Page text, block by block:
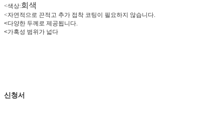
<색상:회색
<자연적으로 끈적고 추가 접착 코팅이 필요하지 않습니다.
<다양한 두께로 제공됩니다.
<가혹성 범위가 넓다
신청서